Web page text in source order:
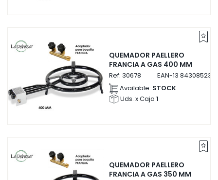
QUEMADOR PAELLERO
FRANCIA A GAS 400 MM
Ref: 30678 EAN-13
Available: STOCK
Uds. x Caja 1
QUEMADOR PAELLERO
FRANCIA A GAS 350 MM